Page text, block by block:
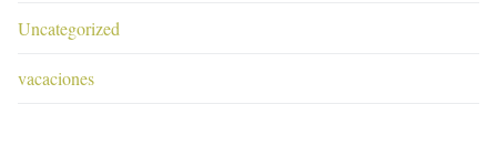
Uncategorized
vacaciones